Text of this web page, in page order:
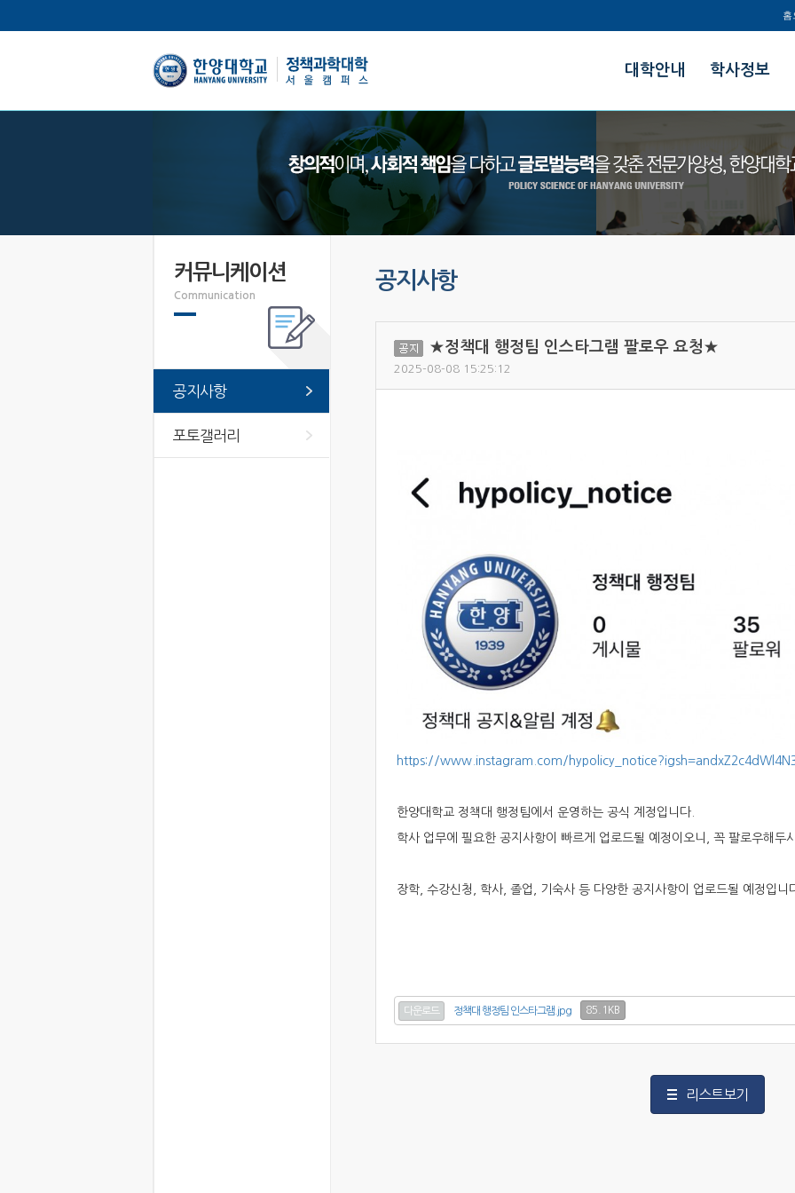
홈
대학안내 학사정보
커뮤니케이션
Communication
공지사항
포토갤러리
공지사항
공지 ★정책대 행정팀 인스타그램 팔로우 요청★
2025-08-08 15:25:12
https://www.instagram.com/
한양대학교 정책대 행정팀에서 운영하는 공식 계정입니다.
학사 업무에 필요한 공지사항이 빠르게 업로드될 예정이오니, 꼭 팔로우해두
장학, 수강신청, 학사, 졸업, 기숙사 등 다양한 공지사항이 업로드될 예정입니
다운로드 정책대 행정팀 인스타그램.jpg 85.1KB
리스트보기